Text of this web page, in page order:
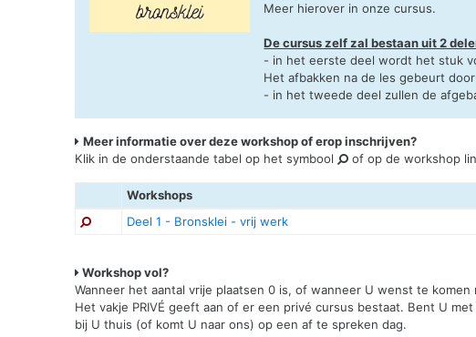
Meer hierover in onze cursus.
De cursus zelf zal bestaan uit 2
- in het eerste deel wordt het stuk
Het afbakken na de les gebeurt
- in het tweede deel zullen de
Meer informatie over deze workshop of erop inschrijven?
Klik in de onderstaande tabel op het symbool
of op de workshop
Workshops
Deel 1 - Bronsklei - vrij werk
Workshop vol?
Wanneer het aantal vrije plaatsen 0 is, of wanneer U wenst te
Het vakje PRIVÉ geeft aan of er een privé cursus bestaat. Bent U
bij U thuis (of komt U naar ons) op een af te spreken dag.